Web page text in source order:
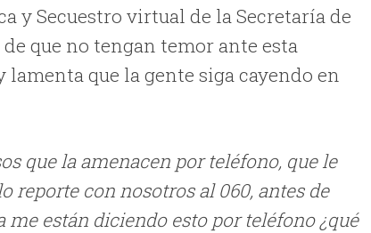
y Secuestro virtual de la Secretaría de
que no tengan temor ante esta
que la gente siga cayendo en
que la amenacen por teléfono, que le
reporte con nosotros al 060, antes de
están diciendo esto por teléfono ¿qué